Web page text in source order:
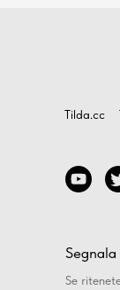
Tilda.cc
Se